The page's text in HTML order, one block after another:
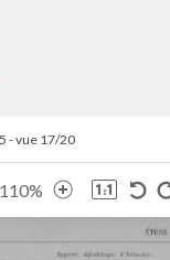
- vue 17/20
110%